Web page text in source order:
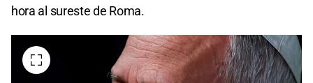
hora al sureste de Roma.